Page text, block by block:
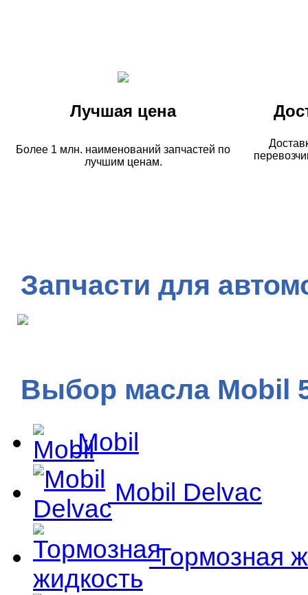
Лучшая цена
Более 1 млн. наименований запчастей по
лучшим ценам.
Запчасти для
Выбор масла Mobil
Mobil
Mobil Delvac
Тормозная